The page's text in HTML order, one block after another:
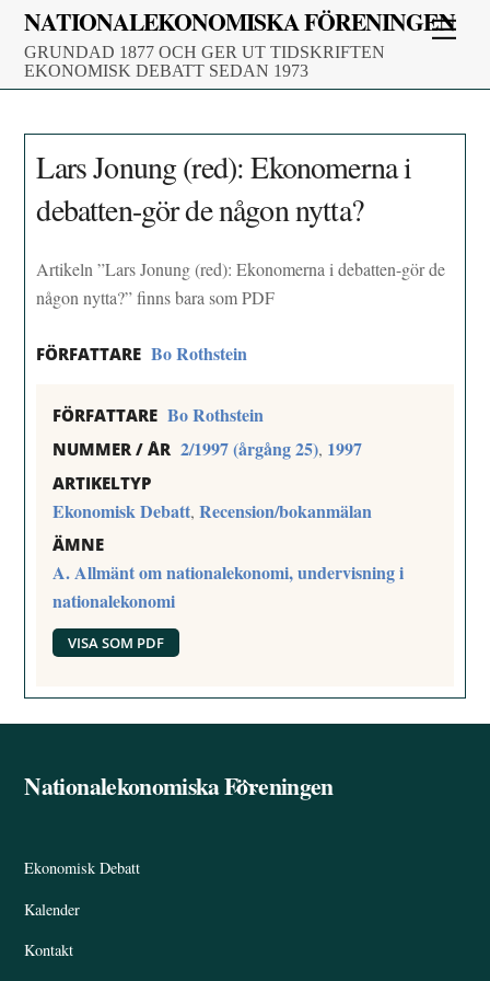
Skip
content
NATIONALEKONOMISKA FÖRENINGEN
GRUNDAD 1877 OCH GER UT TIDSKRIFTEN
EKONOMISK DEBATT SEDAN 1973
Lars Jonung (red): Ekonomerna i
debatten-gör de någon nytta?
Artikeln ”Lars Jonung (red): Ekonomerna i debatten-gör de
någon nytta?” finns bara som PDF
FÖRFATTARE Bo Rothstein
FÖRFATTARE Bo Rothstein
NUMMER / ÅR 2/1997 (årgång 25), 1997
ARTIKELTYP
Ekonomisk Debatt,Recension/bokanmälan
ÄMNE
A. Allmänt om nationalekonomi, undervisning i
nationalekonomi
VISA SOM PDF
Back
Nationalekonomiska Föreningen
Ekonomisk Debatt
Kalender
Kontakt